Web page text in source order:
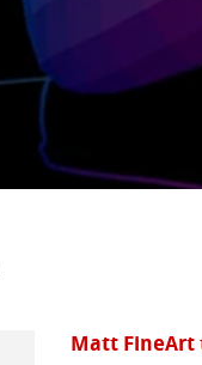
Matt FineArt